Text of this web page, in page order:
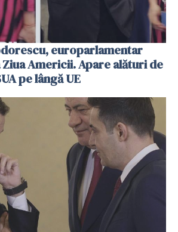
europarlamentar
Ziua Americii. Apare alături de
pe lângă UE